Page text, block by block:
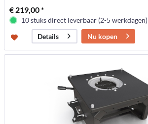
€ 219,00 *
10 stuks direct leverbaar (2-5 werkdagen)
Details
Nu kopen